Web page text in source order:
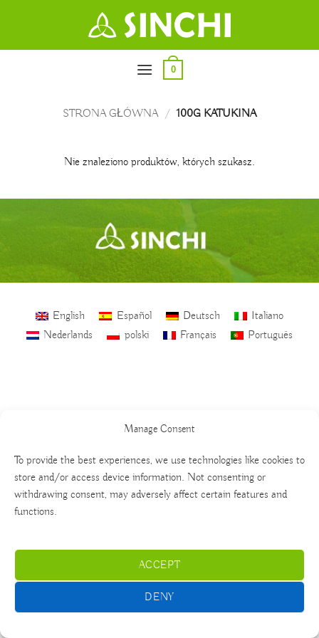
Manage Consent
To provide the best experiences, we use technologies like cookies to
store and/or access device information. Not consenting or
withdrawing consent, may adversely affect certain features and
functions.
ACCEPT
DENY
0
STRONA GŁÓWNA / 100G KATUKINA
Nie znaleziono produktów, których szukasz.
English Español Deutsch
Italiano
Nederlands
polski Français Português